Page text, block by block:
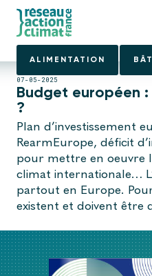
ALIMENTATION
07-05-2025
Budget européen
?
Plan d’investissement
RearmEurope, déficit
pour mettre en oeuvre
climat internationale…
partout en Europe.
existent et doivent être